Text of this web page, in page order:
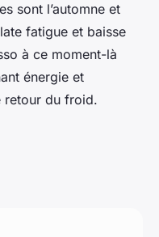
sont l’automne et
fatigue et baisse
à ce moment-là
énergie et
retour du froid.